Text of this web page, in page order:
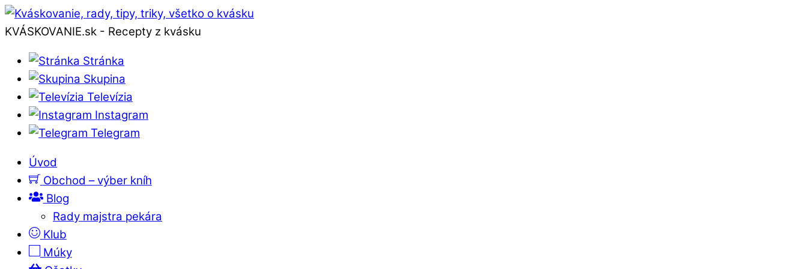
KVÁSKOVANIE.sk - Recepty z kvásku
Stránka
Skupina
Televízia
Instagram
Telegram
Úvod
Obchod – výber kníh
Blog
Rady majstra pekára
Klub
Múky